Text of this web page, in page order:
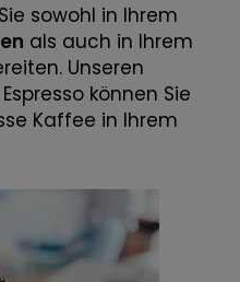
sowohl in Ihrem
als auch in Ihrem
Unseren
können Sie
Kaffee in Ihrem